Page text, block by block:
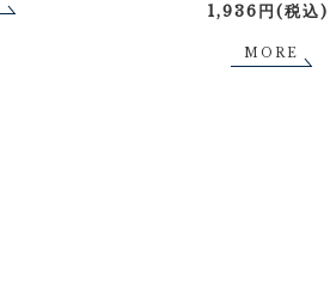
1,936円(税込)
MORE